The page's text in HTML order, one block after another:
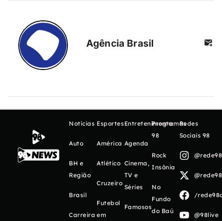
Agência Brasil
Notícias
Auto
BH e
Região
Brasil
Carreira
Esportes
América
Atlético
Cruzeiro
Futebol
em
Entretenimento
Agenda
Cinema,
TV e
Séries
Famosos
Programas
98
Rock
Insônia
No
Fundo
do Baú
Redes
Sociais 98
/
@98live